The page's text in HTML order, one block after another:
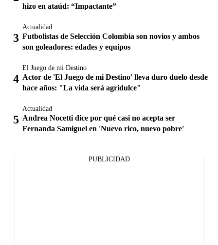
hizo en ataúd: “Impactante”
Actualidad
Futbolistas de Selección Colombia son novios y ambos
son goleadores: edades y equipos
El Juego de mi Destino
Actor de 'El Juego de mi Destino' lleva duro duelo desde
hace años: "La vida será agridulce"
Actualidad
Andrea Nocetti dice por qué casi no acepta ser
Fernanda Samiguel en 'Nuevo rico, nuevo pobre'
PUBLICIDAD